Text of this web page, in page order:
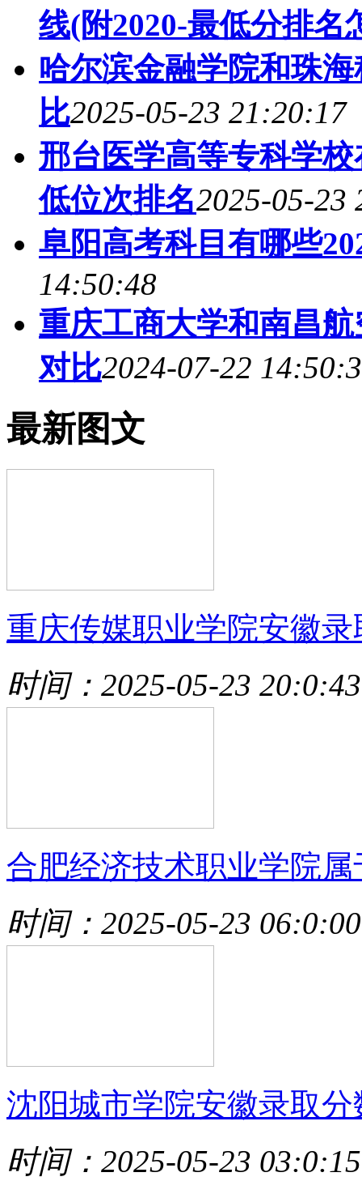
线(附2020-最低分排名
哈尔滨金融学院和珠
比2025-05-23 21:20:17
邢台医学高等专科学
低位次排名2025-05-23
阜阳高考科目有哪些
14:50:48
重庆工商大学和南昌
对比2024-07-22
最新图文
重庆传媒职业学院安徽录
时间：2025-05-23 20:0:43
合肥经济技术职业学院属
时间：2025-05-23 06:0:00
沈阳城市学院安徽录取分
时间：2025-05-23 03:0:15